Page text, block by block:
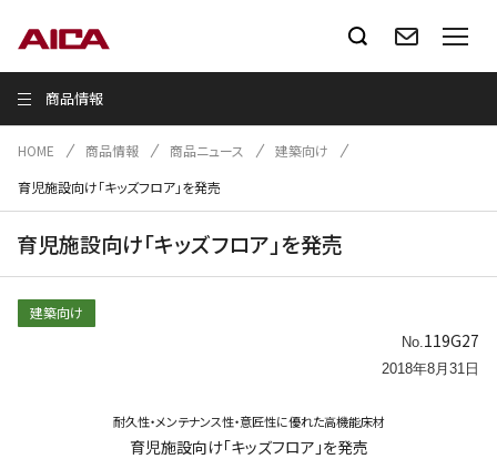
商品情報
HOME 商品情報 商品ニュース
建築向け
育児施設向け「キッズフロア」を発売
育児施設向け「キッズフロア」を発売
建築向け
No.119G27
2018年8月31日
耐久性・メンテナンス性・意匠性に優れた高機能床材
育児施設向け「キッズフロア」を発売